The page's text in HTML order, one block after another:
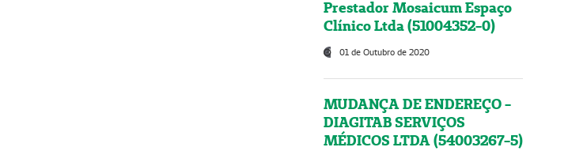
Prestador Mosaicum Espaço
Clínico Ltda (51004352-0)
01 de Outubro de 2020
MUDANÇA DE ENDEREÇO -
DIAGITAB SERVIÇOS
MÉDICOS LTDA (54003267-5)